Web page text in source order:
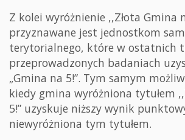
Z kolei wyróżnienie ,,Złota Gmina
przyznawane jest jednostkom
terytorialnego, które w ostatnich
przeprowadzonych badaniach
„Gmina na 5!”. Tym samym
kiedy gmina wyróżniona tytułem
5!” uzyskuje niższy wynik
niewyróżniona tym tytułem.